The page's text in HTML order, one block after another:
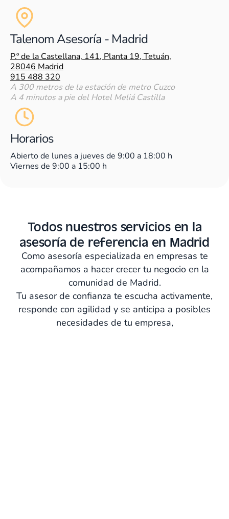
Talenom Asesoría - Madrid
P.º de la Castellana, 141, Planta 19, Tetuán,
28046 Madrid
915 488 320
A 300 metros de la estación de metro Cuzco
A 4 minutos a pie del Hotel Meliá Castilla
Horarios
Abierto de lunes a jueves de 9:00 a 18:00 h
Viernes de 9:00 a 15:00 h
Todos nuestros servicios en la
asesoría de referencia en Madrid
Como asesoría especializada en empresas te
acompañamos a hacer crecer tu negocio en la
comunidad de Madrid.
Tu asesor de confianza te escucha activamente,
responde con agilidad y se anticipa a posibles
necesidades de tu empresa,